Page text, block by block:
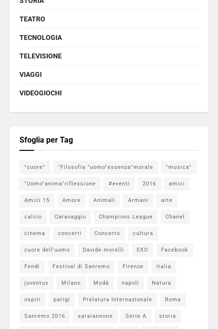
TEATRO
TECNOLOGIA
TELEVISIONE
VIAGGI
VIDEOGIOCHI
Sfoglia per Tag
"cuore" "Filosofia "uomo"essenza"morale "musica"
"Uomo"anima"riflessione #eventi 2016 amici
Amici 15 Amore Animali Armani arte
calcio Caravaggio Champions League Chanel
cinema concerti Concerto cultura
cuore dell'uomo Davide morelli EXO Facebook
Fendi Festival di Sanremo Firenze italia
juventus Milano Modà napoli Natura
ospiti parigi Prelatura Internazionale Roma
Sanremo 2016 saraiannone Serie A storia